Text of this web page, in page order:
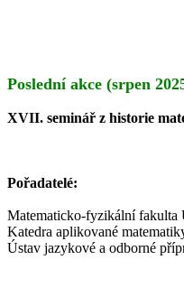
Poslední akce (srpen
XVII. seminář z historie
Pořadatelé:
Matematicko-fyzikální
Katedra aplikované
Ústav jazykové a odborné